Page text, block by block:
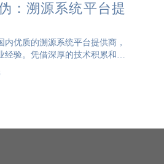
：溯源系统平台提
内优质的溯源系统平台提供商，
经验。凭借深厚的技术积累和丰
船防伪已经成为众多企业的优
船防伪的溯源系统平台采用先进